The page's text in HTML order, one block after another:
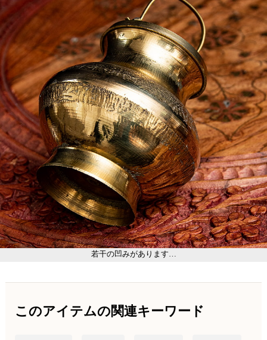
若干の凹みがあります…
このアイテムの関連キーワード